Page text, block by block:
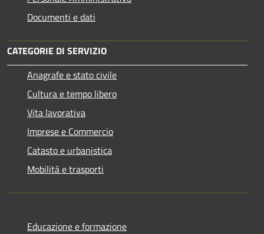
Documenti e dati
CATEGORIE DI SERVIZIO
Anagrafe e stato civile
Cultura e tempo libero
Vita lavorativa
Imprese e Commercio
Catasto e urbanistica
Mobilità e trasporti
Educazione e formazione